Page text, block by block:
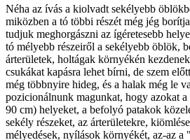
Néha az ívás a kiolvadt sekélyebb
miközben a tó többi részét még jég
tudjuk meghorgászni az ígéretesebb
tó mélyebb részeiről a sekélyebb öblök,
árterületek, holtágak környékén
csukákat kapásra lehet bírni, de szem
még többnyire hideg, és a halak még le
pozicionálnunk magunkat, hogy azokat
90 cm) helyeket, a befolyó patakok
sekély részeket, az árterületekre,
mélyedések, nyílások környékét, az-az